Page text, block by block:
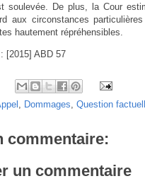
soulevée. De plus, la Cour
aux circonstances
hautement répréhensibles.
[2015] ABD 57
Dommages Question
commentaire:
un commentaire